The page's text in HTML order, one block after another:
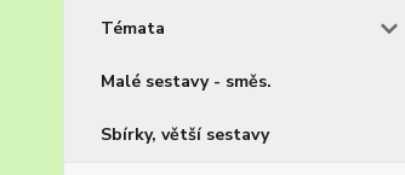
Témata
Malé sestavy - směs.
Sbírky, větší sestavy